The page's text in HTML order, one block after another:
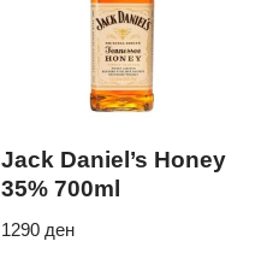
Jack Daniel’s Honey
35% 700ml
1290 ден